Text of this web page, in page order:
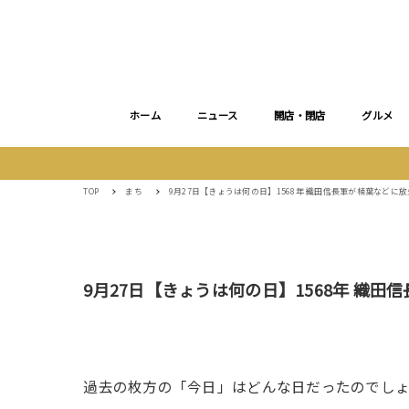
ホーム ニュース 開店・閉店 グルメ
TOP まち 9月27日【きょうは何の日】1568年 織田信長軍が楠葉などに
9月27日【きょうは何の日】1568年 織田
過去の枚方の「今日」はどんな日だったのでし